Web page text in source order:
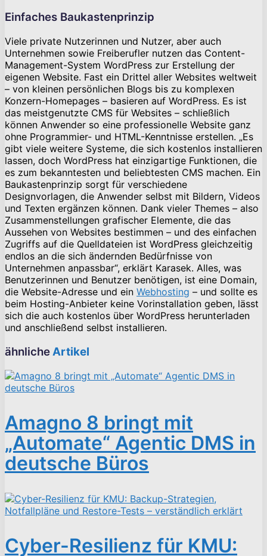
Einfaches Baukastenprinzip
Viele private Nutzerinnen und Nutzer, aber auch
Unternehmen sowie Freiberufler nutzen das Content-
Management-System WordPress zur Erstellung der
eigenen Website. Fast ein Drittel aller Websites weltweit
– von kleinen persönlichen Blogs bis zu komplexen
Konzern-Homepages – basieren auf WordPress. Es ist
das meistgenutzte CMS für Websites – schließlich
können Anwender so eine professionelle Website ganz
ohne Programmier- und HTML-Kenntnisse erstellen. „Es
gibt viele weitere Systeme, die sich kostenlos installieren
lassen, doch WordPress hat einzigartige Funktionen, die
es zum bekanntesten und beliebtesten CMS machen. Ein
Baukastenprinzip sorgt für verschiedene
Designvorlagen, die Anwender selbst mit Bildern, Videos
und Texten ergänzen können. Dank vieler Themes – also
Zusammenstellungen grafischer Elemente, die das
Aussehen von Websites bestimmen – und des einfachen
Zugriffs auf die Quelldateien ist WordPress gleichzeitig
endlos an die sich ändernden Bedürfnisse von
Unternehmen anpassbar“, erklärt Karasek. Alles, was
Benutzerinnen und Benutzer benötigen, ist eine Domain,
die Website-Adresse und ein Webhosting – und sollte es
beim Hosting-Anbieter keine Vorinstallation geben, lässt
sich die auch kostenlos über WordPress herunterladen
und anschließend selbst installieren.
ähnlicheArtikel
Amagno 8 bringt mit
„Automate“ Agentic DMS in
deutsche Büros
Cyber-Resilienz für KMU: